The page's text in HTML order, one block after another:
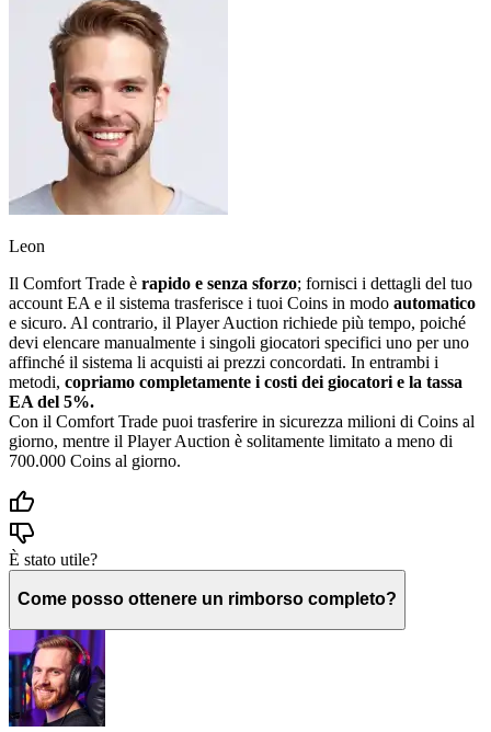
Leon
Il Comfort Trade è rapido e senza sforzo; fornisci i dettagli del tuo
account EA e il sistema trasferisce i tuoi Coins in modo automatico
e sicuro. Al contrario, il Player Auction richiede più tempo, poiché
devi elencare manualmente i singoli giocatori specifici uno per uno
affinché il sistema li acquisti ai prezzi concordati. In entrambi i
metodi, copriamo completamente i costi dei giocatori e la tassa
EA del 5%.
Con il Comfort Trade puoi trasferire in sicurezza milioni di Coins al
giorno, mentre il Player Auction è solitamente limitato a meno di
700.000 Coins al giorno.
È stato utile?
Come posso ottenere un rimborso completo?